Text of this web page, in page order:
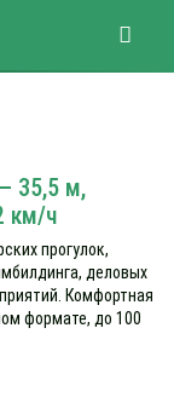
35,5 м,
км/ч
прогулок,
деловых
Комфортная
формате, до 100